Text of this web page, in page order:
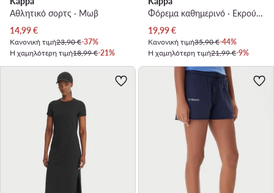
Αθλητικό σορτς · Μωβ
Τρέχουσα τιμή
14,99€
Κανονική τιμή23,90 €-37%
Η χαμηλότερη τιμή18,99 €-21%
Φόρεμα καθημερινό · Εκρού · Mini
Τρέχουσα τιμή
19,99€
Κανονική τιμή35,90 €-44%
Η χαμηλότερη τιμή21,99 €-9%